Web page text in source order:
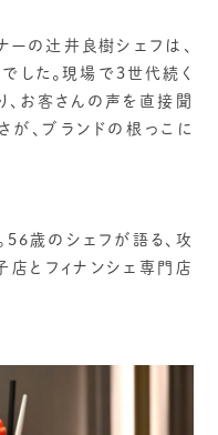
ーの辻井良樹シェフは、
した。現場で3世代続く
、お客さんの声を直接聞
が、ブランドの根っこに
歳のシェフが語る、攻
店とフィナンシェ専門店